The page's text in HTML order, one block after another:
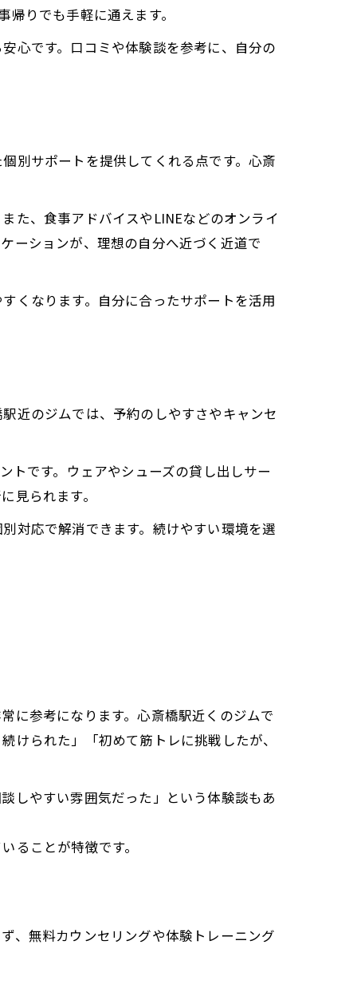
りでも手軽に通えます。
心です。口コミや体験談を参考に、自分の
別サポートを提供してくれる点です。心斎
た、食事アドバイスやLINEなどのオンライ
ーションが、理想の自分へ近づく近道で
くなります。自分に合ったサポートを活用
近のジムでは、予約のしやすさやキャンセ
トです。ウェアやシューズの貸し出しサー
見られます。
対応で解消できます。続けやすい環境を選
に参考になります。心斎橋駅近くのジムで
けられた」「初めて筋トレに挑戦したが、
しやすい雰囲気だった」という体験談もあ
ることが特徴です。
、無料カウンセリングや体験トレーニング